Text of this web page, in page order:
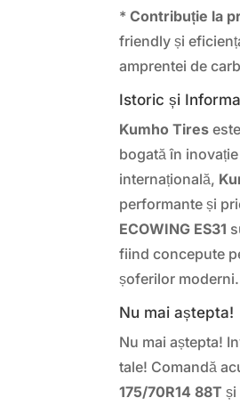
*Contribuție la
friendly și
amprentei de
Istoric și
Kumho Tires
bogată în
internațională,
performante și
ECOWING ES31
fiind concepute
șoferilor moderni.
Nu mai aștepta!
Nu mai aștepta!
tale! Comandă
175/70R14 88T și